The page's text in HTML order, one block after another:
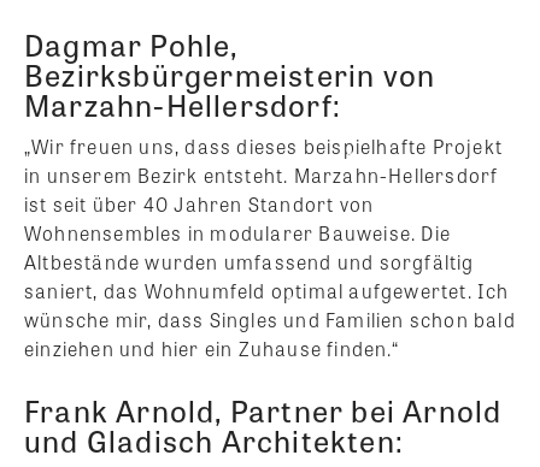
Dagmar Pohle,
Bezirksbürgermeisterin von
Marzahn-Hellersdorf:
„Wir freuen uns, dass dieses beispielhafte Projekt
in unserem Bezirk entsteht. Marzahn-Hellersdorf
ist seit über 40 Jahren Standort von
Wohnensembles in modularer Bauweise. Die
Altbestände wurden umfassend und sorgfältig
saniert, das Wohnumfeld optimal aufgewertet. Ich
wünsche mir, dass Singles und Familien schon bald
einziehen und hier ein Zuhause finden.“
Frank Arnold, Partner bei Arnold
und Gladisch Architekten: